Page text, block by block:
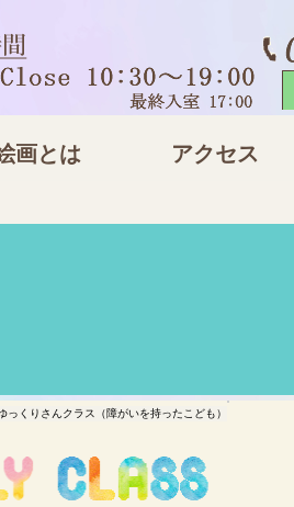
画とは アクセス
っくりさんクラス（障がいを持ったこども）